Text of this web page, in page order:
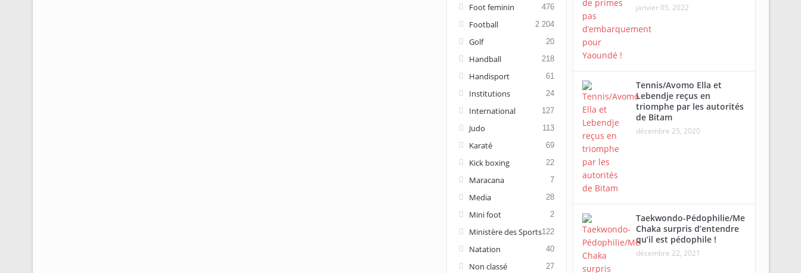
Foot feminin 476
Football 2 204
Golf 20
Handball 218
Handisport 61
Institutions 24
International 127
Judo 113
Karaté 69
Kick boxing 22
Maracana 7
Media 28
Mini foot 2
Ministère des Sports122
Natation 40
Non classé 27
janvier 05, 2022
Tennis/Avomo Ella et
Lebendje reçus en
triomphe par les autorités
de Bitam
décembre 25, 2020
Taekwondo-Pédophilie/Me
Chaka surpris d’entendre
qu’il est pédophile !
décembre 22, 2021